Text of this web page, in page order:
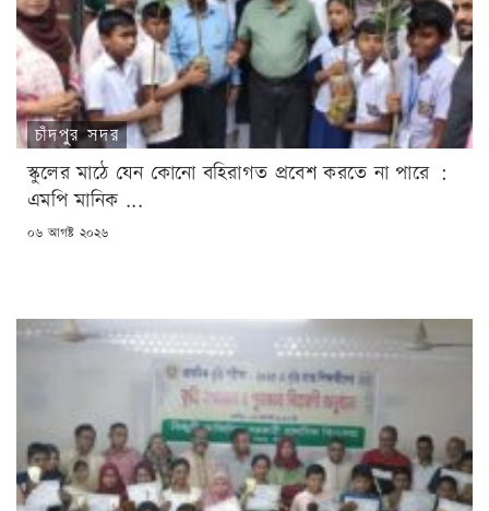
চাঁদপুর সদর
স্কুলের মাঠে যেন কোনো বহিরাগত প্রবেশ করতে না পারে :
এমপি মানিক ...
POSTED
০৬ আগষ্ট ২০২৬